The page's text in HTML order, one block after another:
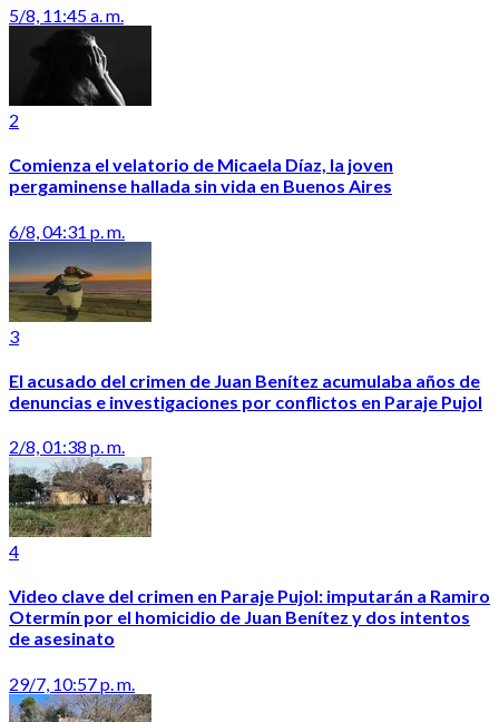
5/8, 11:45 a. m.
2
Comienza el velatorio de Micaela Díaz, la joven
pergaminense hallada sin vida en Buenos Aires
6/8, 04:31 p. m.
3
El acusado del crimen de Juan Benítez acumulaba años de
denuncias e investigaciones por conflictos en Paraje Pujol
2/8, 01:38 p. m.
4
Video clave del crimen en Paraje Pujol: imputarán a Ramiro
Otermín por el homicidio de Juan Benítez y dos intentos
de asesinato
29/7, 10:57 p. m.